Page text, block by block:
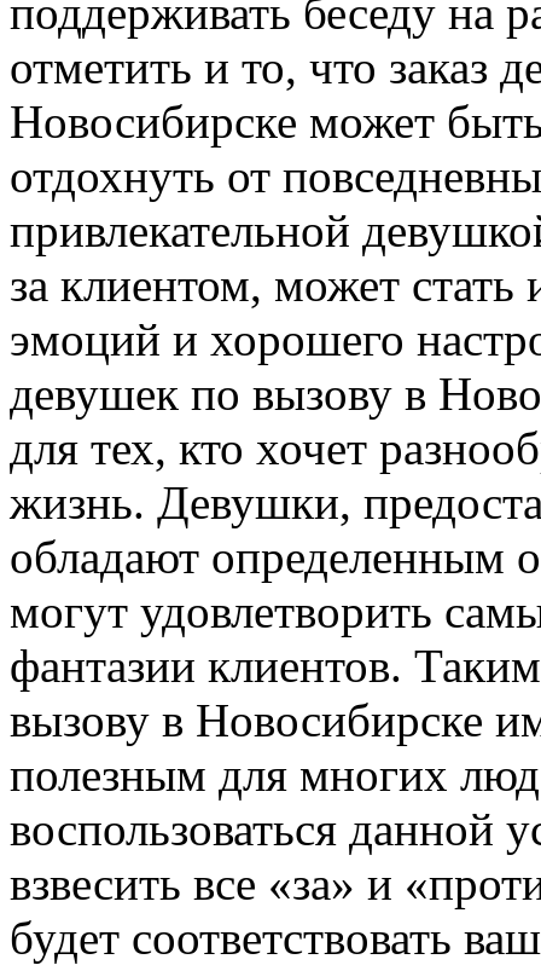
поддерживать беседу на
отметить и то, что заказ
Новосибирске может
отдохнуть от
привлекательной
за клиентом, может
эмоций и хорошего
девушек по вызову в
для тех, кто хочет
жизнь. Девушки,
обладают определенным
могут удовлетворить
фантазии клиентов.
вызову в Новосибирске
полезным для многих
воспользоваться данной
взвесить все «за» и
будет соответствовать